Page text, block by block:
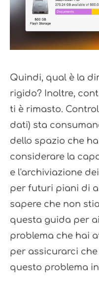
Quindi, qual è la
rigido? Inoltre,
ti è rimasto.
dati) sta
dello spazio che
considerare la
e l'archiviazione
per futuri piani di
sapere che non
questa guida per
problema che hai
per assicurarci
questo problema